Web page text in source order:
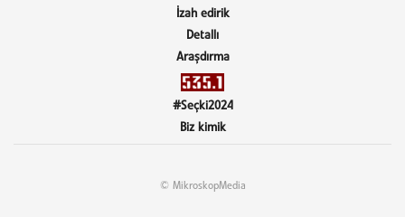
İzah edirik
Detallı
Araşdırma
#Seçki2024
Biz kimik
© MikroskopMedia